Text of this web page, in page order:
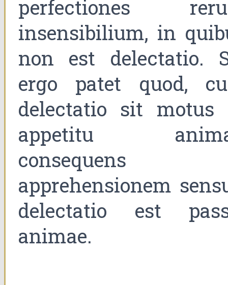
perfectiones
insensibilium, in
non est delectatio.
ergo patet quod,
delectatio sit motus
appetitu
consequens
apprehensionem
delectatio est
animae.